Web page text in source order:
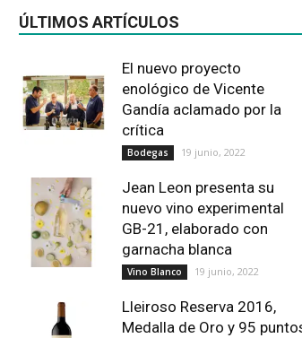
ÚLTIMOS ARTÍCULOS
El nuevo proyecto
enológico de Vicente
Gandía aclamado por la
crítica
Bodegas 19 junio, 2022
Jean Leon presenta su
nuevo vino experimental
GB-21, elaborado con
garnacha blanca
Vino Blanco 19 junio, 2022
Lleiroso Reserva 2016,
Medalla de Oro y 95